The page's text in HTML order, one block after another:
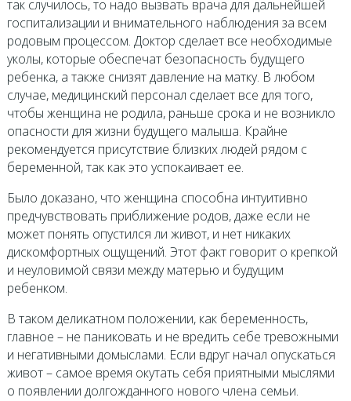
так случилось, то надо вызвать врача для дальнейшей
госпитализации и внимательного наблюдения за всем
родовым процессом. Доктор сделает все необходимые
уколы, которые обеспечат безопасность будущего
ребенка, а также снизят давление на матку. В любом
случае, медицинский персонал сделает все для того,
чтобы женщина не родила, раньше срока и не возникло
опасности для жизни будущего малыша. Крайне
рекомендуется присутствие близких людей рядом с
беременной, так как это успокаивает ее.
Было доказано, что женщина способна интуитивно
предчувствовать приближение родов, даже если не
может понять опустился ли живот, и нет никаких
дискомфортных ощущений. Этот факт говорит о крепкой
и неуловимой связи между матерью и будущим
ребенком.
В таком деликатном положении, как беременность,
главное – не паниковать и не вредить себе тревожными
и негативными домыслами. Если вдруг начал опускаться
живот – самое время окутать себя приятными мыслями
о появлении долгожданного нового члена семьи.